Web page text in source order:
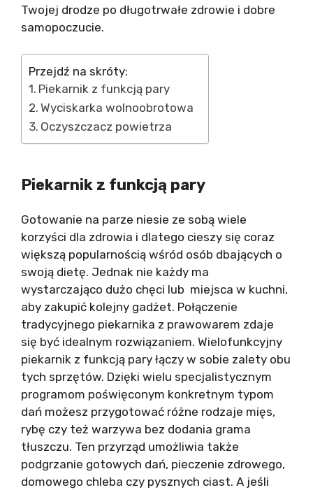
Twojej drodze po długotrwałe zdrowie i dobre
samopoczucie.
Przejdź na skróty:
Piekarnik z funkcją pary
Wyciskarka wolnoobrotowa
Oczyszczacz powietrza
Piekarnik z funkcją pary
Gotowanie na parze niesie ze sobą wiele
korzyści dla zdrowia i dlatego cieszy się coraz
większą popularnością wśród osób dbających o
swoją dietę. Jednak nie każdy ma
wystarczająco dużo chęci lub miejsca w kuchni,
aby zakupić kolejny gadżet. Połączenie
tradycyjnego piekarnika z prawowarem zdaje
się być idealnym rozwiązaniem. Wielofunkcyjny
piekarnik z funkcją pary łączy w sobie zalety obu
tych sprzętów. Dzięki wielu specjalistycznym
programom poświęconym konkretnym typom
dań możesz przygotować różne rodzaje mięs,
rybę czy też warzywa bez dodania grama
tłuszczu. Ten przyrząd umożliwia także
podgrzanie gotowych dań, pieczenie zdrowego,
domowego chleba czy pysznych ciast. A jeśli